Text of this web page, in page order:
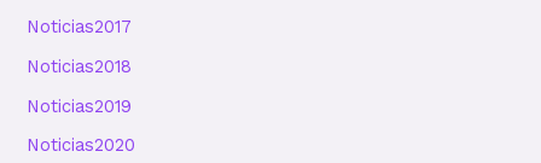
Noticias2017
Noticias2018
Noticias2019
Noticias2020